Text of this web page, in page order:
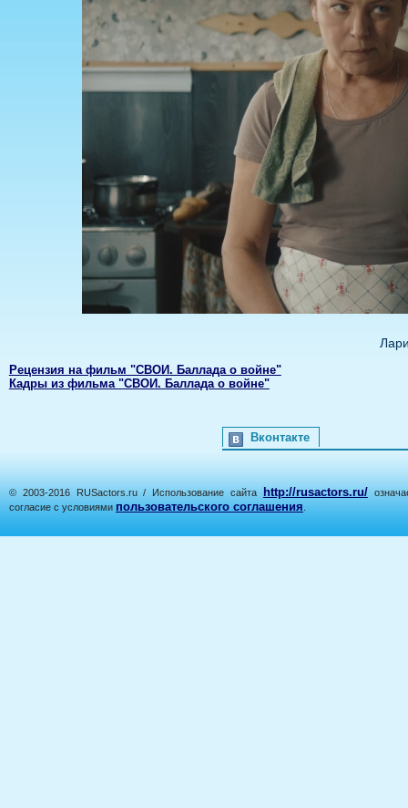
Рецензия на фильм "СВОИ. Баллада о войне"
Кадры из фильма "СВОИ. Баллада о войне"
Вконтакте
© 2003-2016 RUSactors.ru / Использование сайта http://rusactors.ru/
согласие с условиями пользовательского соглашения